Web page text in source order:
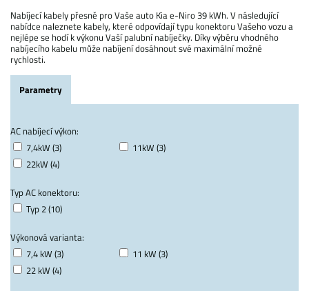
Nabíjecí kabely přesně pro Vaše auto Kia e-Niro 39 kWh. V následující
nabídce naleznete kabely, které odpovídají typu konektoru Vašeho vozu a
nejlépe se hodí k výkonu Vaší palubní nabíječky. Díky výběru vhodného
nabíjecího kabelu může nabíjení dosáhnout své maximální možné
rychlosti.
Parametry
AC nabíjecí výkon:
7,4kW (3)
11kW (3)
22kW (4)
Typ AC konektoru:
Typ 2 (10)
Výkonová varianta:
7,4 kW (3)
11 kW (3)
22 kW (4)